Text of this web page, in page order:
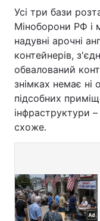
Усі три бази
Міноборони РФ і
надувні арочні
контейнерів,
обвалований
знімках немає ні
підсобних
інфраструктури
схоже.